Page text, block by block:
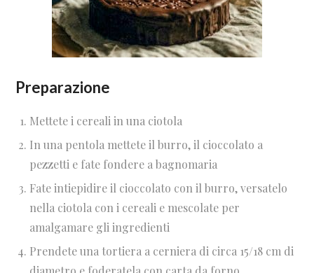
Preparazione
Mettete i cereali in una ciotola
In una pentola mettete il burro, il cioccolato a
pezzetti e fate fondere a bagnomaria
Fate intiepidire il cioccolato con il burro, versatelo
nella ciotola con i cereali e mescolate per
amalgamare gli ingredienti
Prendete una tortiera a cerniera di circa 15/18 cm di